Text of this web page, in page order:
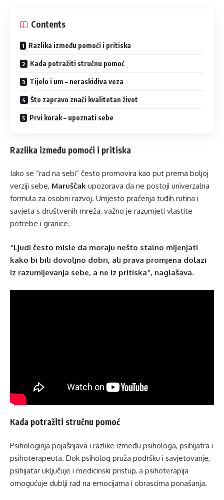
Contents
Razlika između pomoći i pritiska
Kada potražiti stručnu pomoć
Tijelo i um – neraskidiva veza
Što zapravo znači kvalitetan život
Prvi korak – upoznati sebe
Razlika između pomoći i pritiska
Iako se “rad na sebi” često promovira kao put prema boljoj
verziji sebe, Maruščak upozorava da ne postoji univerzalna
formula za osobni razvoj. Umjesto praćenja tuđih rutina i
savjeta s društvenih mreža, važno je razumjeti vlastite
potrebe i granice.
“Ljudi često misle da moraju nešto stalno mijenjati
kako bi bili dovoljno dobri, ali prava promjena dolazi
iz razumijevanja sebe, a ne iz pritiska”, naglašava.
Kada potražiti stručnu pomoć
Psihologinja pojašnjava i razlike između psihologa, psihijatra i
psihoterapeuta. Dok psiholog pruža podršku i savjetovanje,
psihijatar uključuje i medicinski pristup, a psihoterapija
omogućuje dublji rad na emocijama i obrascima ponašanja.